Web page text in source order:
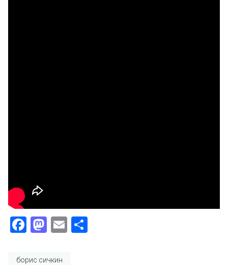
Facebook
Mastodon
Email
борис сичкин